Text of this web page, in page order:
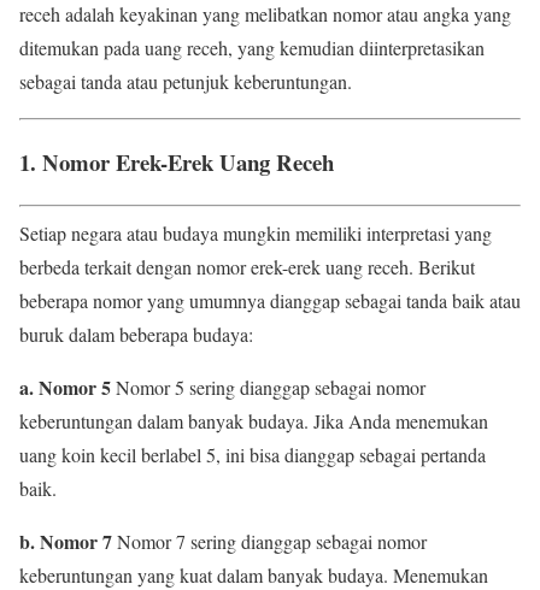
receh adalah keyakinan yang melibatkan nomor atau angka yang
ditemukan pada uang receh, yang kemudian diinterpretasikan
sebagai tanda atau petunjuk keberuntungan.
1. Nomor Erek-Erek Uang Receh
Setiap negara atau budaya mungkin memiliki interpretasi yang
berbeda terkait dengan nomor erek-erek uang receh. Berikut
beberapa nomor yang umumnya dianggap sebagai tanda baik atau
buruk dalam beberapa budaya:
a. Nomor 5Nomor 5 sering dianggap sebagai nomor
keberuntungan dalam banyak budaya. Jika Anda menemukan
uang koin kecil berlabel 5, ini bisa dianggap sebagai pertanda
baik.
b. Nomor 7Nomor 7 sering dianggap sebagai nomor
keberuntungan yang kuat dalam banyak budaya. Menemukan